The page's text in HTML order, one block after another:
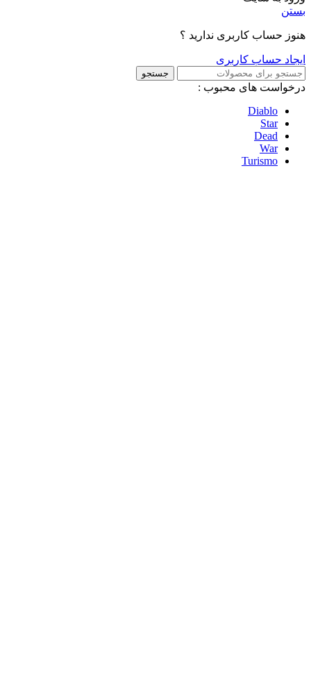
بستن
هنوز حساب کاربری ندارید ؟
ایجاد حساب کاربری
جستجو
درخواست های محبوب :
Diablo
Star
Dead
War
Turismo